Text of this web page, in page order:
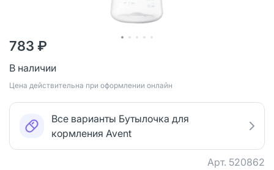
783 ₽
В наличии
Цена действительна при оформлении онлайн
Все варианты Бутылочка для
кормления Avent
Арт. 520862